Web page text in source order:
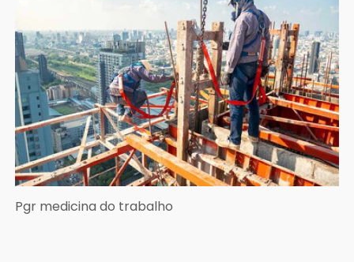
Pgr medicina do trabalho